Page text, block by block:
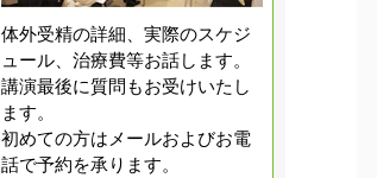
体外受精の詳細、実際のスケジ
ュール、治療費等お話します。
講演最後に質問もお受けいたし
ます。
初めての方はメールおよびお電
話で予約を承ります。